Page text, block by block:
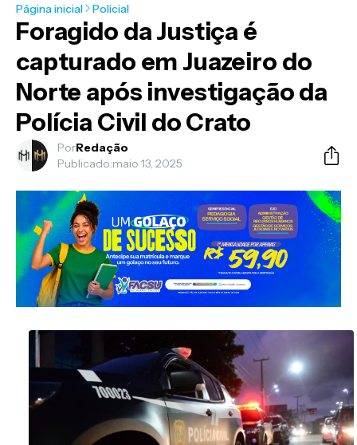
Página inicial Policial
Foragido da Justiça é
capturado em Juazeiro do
Norte após investigação da
Polícia Civil do Crato
PorRedação
Publicado:maio 13, 2025